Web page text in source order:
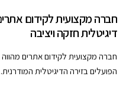
חברה מקצועית לקידום
דיגיטלית חזקה ויציבה
חברה מקצועית לקידום אתרים
הפועלים בזירה הדיגיטלית